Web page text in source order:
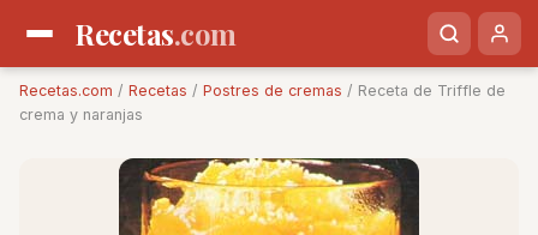
Recetas.com
Recetas.com / Recetas / Postres de cremas / Receta de Triffle de
crema y naranjas